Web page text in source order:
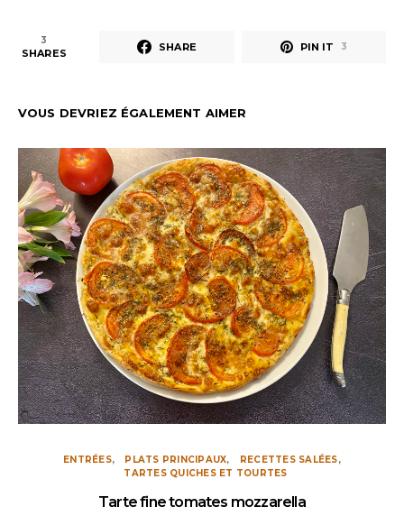
3
SHARES SHARE PIN IT 3
VOUS DEVRIEZ ÉGALEMENT AIMER
ENTRÉES PLATS PRINCIPAUX
RECETTES SALÉES
TARTES QUICHES ET TOURTES
Tarte fine tomates mozzarella